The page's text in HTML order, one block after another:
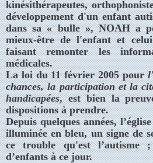
kinésithérapeutes,
développement d'un enfant
dans sa « bulle », NOAH a
mieux-être de l'enfant et
faisant remonter les
médicales.
La loi du 11 février 2005 pour
chances, la participation et la
handicapées, est bien la
dispositions à prendre.
Depuis quelques années,
illuminée en bleu, un signe de
ce trouble qu'est
d’enfants à ce jour.